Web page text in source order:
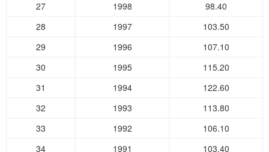
27
1998
98.40
28
1997
103.50
29
1996
107.10
30
1995
115.20
31
1994
122.60
32
1993
113.80
33
1992
106.10
34
1991 103.40